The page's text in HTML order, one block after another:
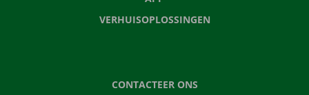
VERHUISOPLOSSINGEN
CONTACTEER ONS